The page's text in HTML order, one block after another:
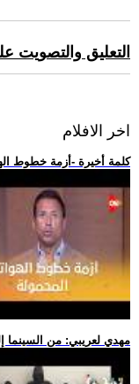
التعليق والتصويت
اخر الافلام
.. كلمة أخيرة -أزمة خطوط
.. مهدي لعريبي: من